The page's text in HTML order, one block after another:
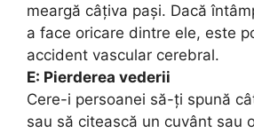
meargă câțiva pași. Dacă
a face oricare dintre ele, este
accident vascular cerebral.
E: Pierderea vederii
Cere-i persoanei să-ți spună
sau să citească un cuvânt sau